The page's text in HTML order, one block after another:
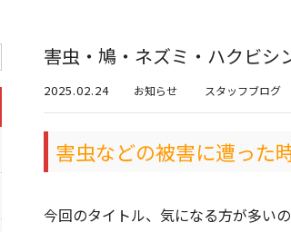
害虫・鳩・ネズミ・ハクビシ
2025.02.24 お知らせ スタッフブログ
害虫などの被害に遭った
今回のタイトル、気になる方が多い